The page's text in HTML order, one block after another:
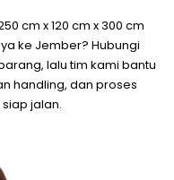
cm x 120 cm x 300 cm
ke Jember? Hubungi
lalu tim kami bantu
handling, dan proses
jalan.